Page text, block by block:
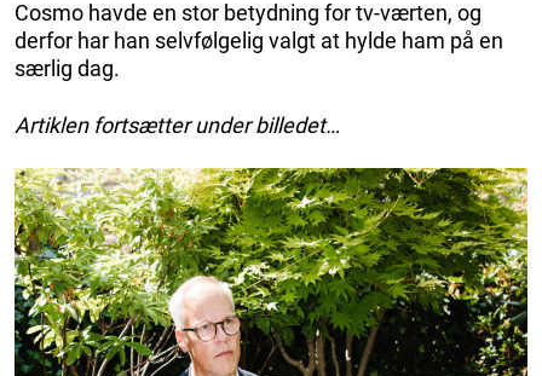
Cosmo havde en stor betydning for tv-værten, og
derfor har han selvfølgelig valgt at hylde ham på en
særlig dag.
Artiklen fortsætter under billedet…